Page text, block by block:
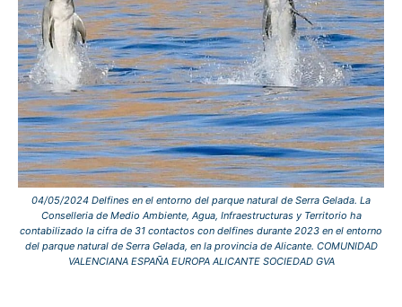
04/05/2024 Delfines en el entorno del parque natural de Serra Gelada. La
Conselleria de Medio Ambiente, Agua, Infraestructuras y Territorio ha
contabilizado la cifra de 31 contactos con delfines durante 2023 en el entorno
del parque natural de Serra Gelada, en la provincia de Alicante. COMUNIDAD
VALENCIANA ESPAÑA EUROPA ALICANTE SOCIEDAD GVA